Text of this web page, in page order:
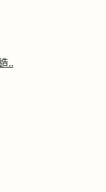
..